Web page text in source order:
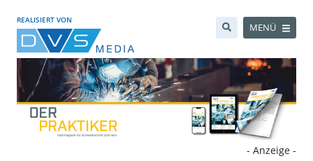
REALISIERT VON
MENÜ
- Anzeige -